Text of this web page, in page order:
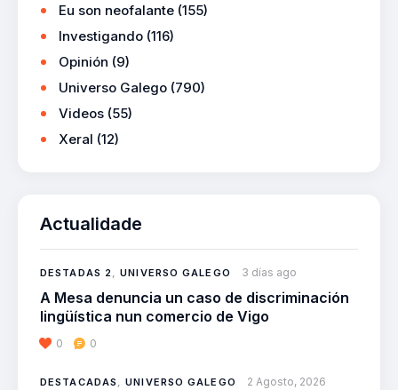
Eu son neofalante (155)
Investigando (116)
Opinión (9)
Universo Galego (790)
Videos (55)
Xeral (12)
Actualidade
DESTADAS 2,UNIVERSO GALEGO 3 días ago
A Mesa denuncia un caso de discriminación
lingüística nun comercio de Vigo
0 0
DESTACADAS ,UNIVERSO GALEGO 2 Agosto, 2026